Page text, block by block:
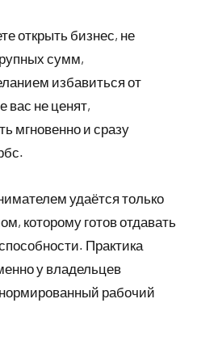
открыть бизнес, не
сумм,
избавиться от
вас не ценят,
мгновенно и сразу
удаётся только
которому готов отдавать
Практика
у владельцев
рабочий